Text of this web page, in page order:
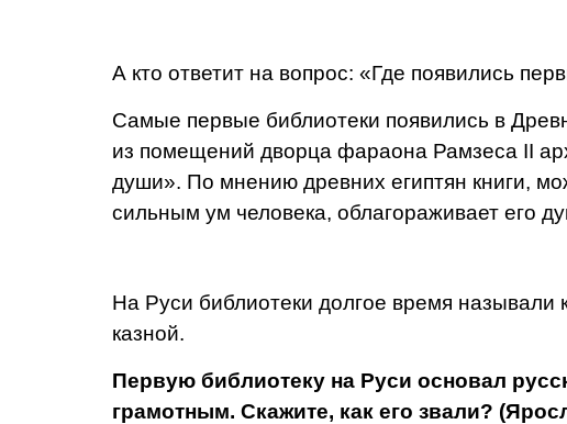
А кто ответит на вопрос: «Где появились
Самые первые библиотеки появились в
из помещений дворца фараона Рамзеса II
души». По мнению древних египтян книги,
силь­ным ум человека, облагораживает его
На Руси библиотеки долгое время
казной.
Первую библиотеку на Руси основал
грамотным. Скажите, как его звали?